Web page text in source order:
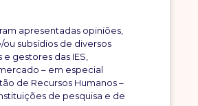
apresentadas opiniões,
subsídios de diversos
gestores das IES,
– em especial
de Recursos Humanos –
de pesquisa e de